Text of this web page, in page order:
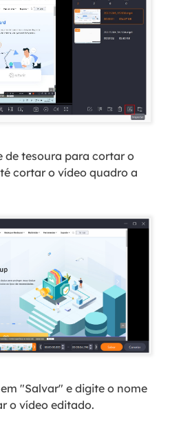
de tesoura para cortar o
cortar o vídeo quadro a
"Salvar" e digite o nome
o vídeo editado.